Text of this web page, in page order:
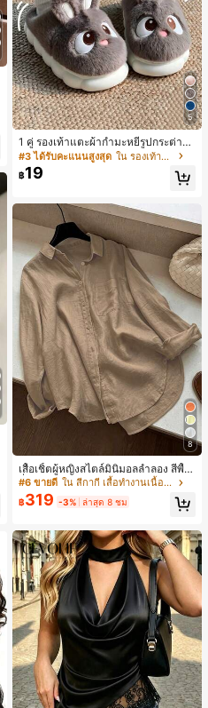
5
1 คู่ รองเท้าแตะผ้ากำมะหยี่รูปกระต่าย
สำหรับผู้หญิง, อบอุ่นและสบาย, เหมาะ
สำหรับใส่ลำลองในฤดูใบไม้ร่วง/ฤดูหน
าว, รองเท้าบ้านผู้หญิงหรูหราใหม่, ส้นเ
รับฤดูหนาวที่อบอุ่น, รองเท้าแตะผ้ากำม
ะหยี่น่ารัก, ของขวัญปีใหม่/วันวาเลนไท
น์ในอุดมคติ, รองเท้าแตะคู่รัก, ของขวั
ญวันแม่, สวน, ของตกแต่งห้องครัว, ฤดู
ร้อน, ชายหาด, ของใช้จำเป็นสำหรับกา
รเดินทาง, ของตกแต่งห้อง, นุ่มนิ่ม, การ
สำเร็จการศึกษา, ชั้นวางรองเท้า, ประห
ยัดพื้นที่จัดเก็บ, กลางแจ้ง, สวน, พิธีสำเ
ร็จการศึกษา, พิธีจบการศึกษา, ยินดีด้ว
ยบัณฑิต, บัณฑิตที่สำเร็จการศึกษา, ผู้ก
ล่าวคำอำลา, เรียนจบ, งานเลี้ยงจบการ
ศึกษา
#3 ได้รับคะแนนสูงสุด ใน รองเท้าแตะใส่ในบ้าน
฿19
8
เสื้อเชิ้ตผู้หญิงสไตล์มินิมอลลำลอง สีพื้น
กึ่งโปร่งแสง สำหรับใส่ไปทำงาน กระดุ
มหน้า ชายโค้ง
#6 ขายดี ใน สีกากี เสื้อทำงานเนื้อผ้านุ่ม
฿319 -3% ล่าสุด 8 ชม